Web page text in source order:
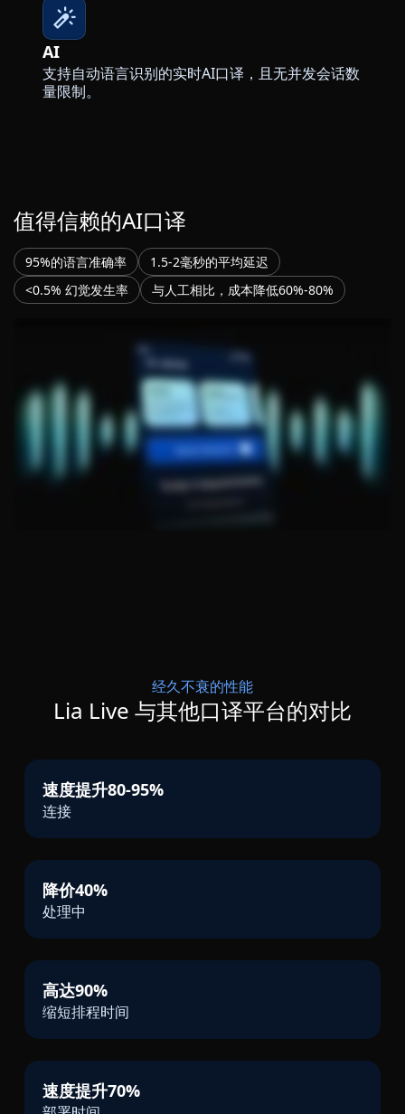
AI
支持自动语言识别的实时AI口译，且无并发会话数
量限制。
值得信赖的AI口译
95%的语言准确率
1.5-2毫秒的平均延迟
<0.5% 幻觉发生率
与人工相比，成本降低60%-80%
经久不衰的性能
Lia Live 与其他口译平台的对比
速度提升80-95%
连接
降价40%
处理中
高达90%
缩短排程时间
速度提升70%